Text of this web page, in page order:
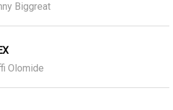
Biggreat
Olomide